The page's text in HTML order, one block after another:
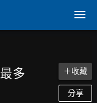
多 ＋收藏
分享